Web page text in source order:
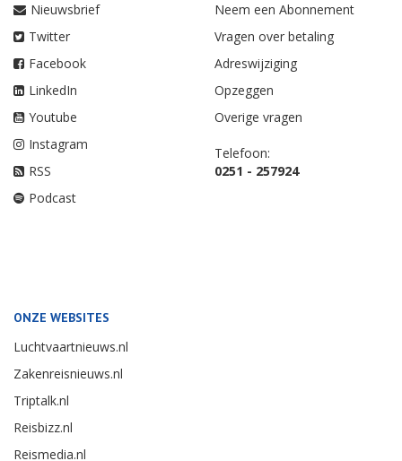
Nieuwsbrief
Twitter
Facebook
LinkedIn
Youtube
Instagram
RSS
Podcast
Neem een Abonnement
Vragen over betaling
Adreswijziging
Opzeggen
Overige vragen
Telefoon:
0251 - 257924
ONZE WEBSITES
Luchtvaartnieuws.nl
Zakenreisnieuws.nl
Triptalk.nl
Reisbizz.nl
Reismedia.nl